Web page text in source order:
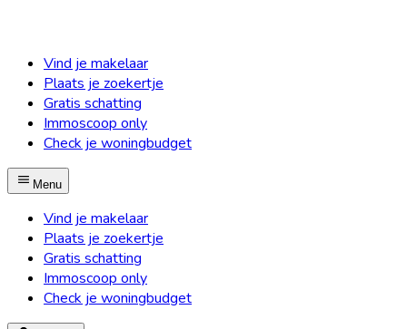
Vind je makelaar
Plaats je zoekertje
Gratis schatting
Immoscoop only
Check je woningbudget
Menu
Vind je makelaar
Plaats je zoekertje
Gratis schatting
Immoscoop only
Check je woningbudget